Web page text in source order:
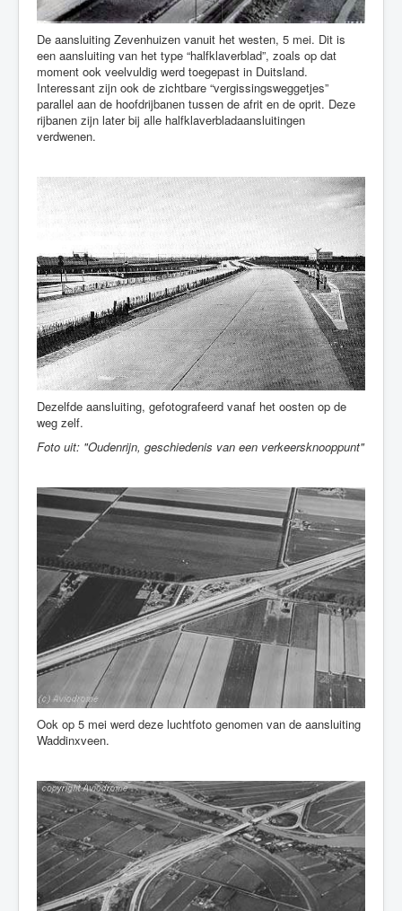
De aansluiting Zevenhuizen vanuit het westen, 5 mei. Dit is
een aansluiting van het type “halfklaverblad”, zoals op dat
moment ook veelvuldig werd toegepast in Duitsland.
Interessant zijn ook de zichtbare “vergissingsweggetjes”
parallel aan de hoofdrijbanen tussen de afrit en de oprit. Deze
rijbanen zijn later bij alle halfklaverbladaansluitingen
verdwenen.
Dezelfde aansluiting, gefotografeerd vanaf het oosten op de
weg zelf.
Foto uit: "Oudenrijn, geschiedenis van een verkeersknooppunt"
Ook op 5 mei werd deze luchtfoto genomen van de aansluiting
Waddinxveen.